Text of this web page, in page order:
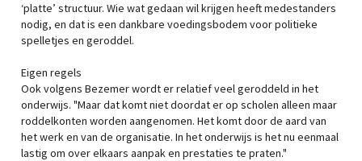
‘platte’ structuur. Wie wat gedaan wil krijgen heeft medestanders
nodig, en dat is een dankbare voedingsbodem voor politieke
spelletjes en geroddel.
Eigen regels
Ook volgens Bezemer wordt er relatief veel geroddeld in het
onderwijs. "Maar dat komt niet doordat er op scholen alleen maar
roddelkonten worden aangenomen. Het komt door de aard van
het werk en van de organisatie. In het onderwijs is het nu eenmaal
lastig om over elkaars aanpak en prestaties te praten."